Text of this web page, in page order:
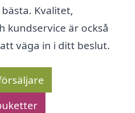
Kvalitet,
kundservice är också
väga in i ditt beslut.